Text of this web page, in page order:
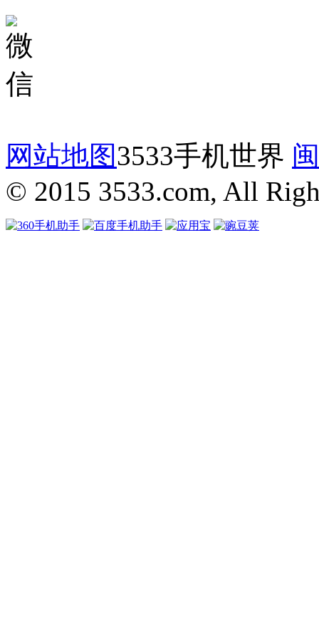
网站地图3533手机世界
© 2015 3533.com, All